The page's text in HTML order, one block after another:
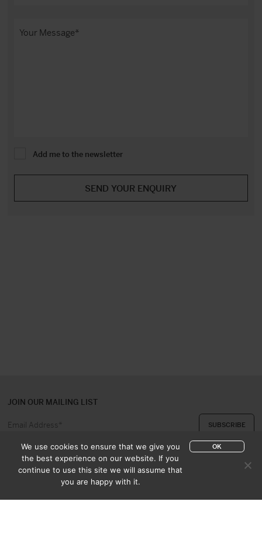
Add me to the newsletter
JOIN OUR MAILING LIST
We use cookies to ensure that we give you
the best experience on our website. If you
continue to use this site we will assume that
you are happy with it.
OK